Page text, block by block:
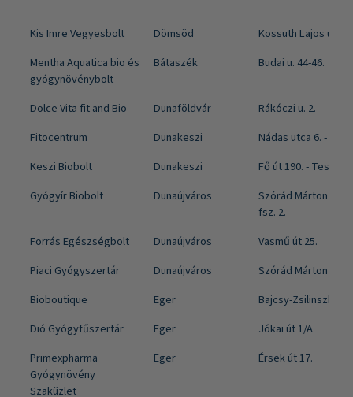
Kis Imre Vegyesbolt Dömsöd
Kossuth Lajos utca
Mentha Aquatica bio és
gyógynövénybolt
Bátaszék Budai u. 44-46.
Dolce Vita fit and Bio Dunaföldvár
Rákóczi u. 2.
Fitocentrum
Dunakeszi
Nádas utca 6. -
Keszi Biobolt
Dunakeszi
Fő út 190. - Tesco
Gyógyír Biobolt
Dunaújváros
Szórád Márton út
fsz. 2.
Forrás Egészségbolt
Dunaújváros
Vasmű út 25.
Piaci Gyógyszertár
Dunaújváros
Szórád Márton út 6/
Bioboutique
Eger
Bajcsy-Zsilinszky
Dió Gyógyfűszertár
Eger
Jókai út 1/A
Primexpharma
Gyógynövény
Szaküzlet
Eger Érsek út 17.